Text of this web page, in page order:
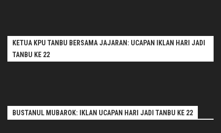
KETUA KPU TANBU BERSAMA JAJARAN: UCAPAN IKLAN HARI JADI
TANBU KE 22
BUSTANUL MUBAROK: IKLAN UCAPAN HARI JADI TANBU KE 22